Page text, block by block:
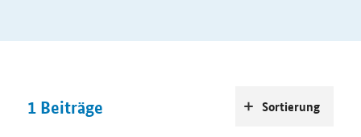
1 Beiträge Sortierung